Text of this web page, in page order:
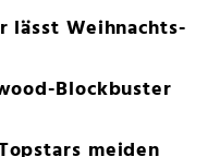
lässt Weihnachts-
Blockbuster